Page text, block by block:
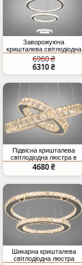
Заворожуюча
кришталева світлодіодна
люстра підвіс, 80W, хром
6960 ₴
6310 ₴
Підвісна кришталева
світлодіодна люстра в
спальню, 55W, хром
4680 ₴
Шикарна кришталева
світлодіодна люстра